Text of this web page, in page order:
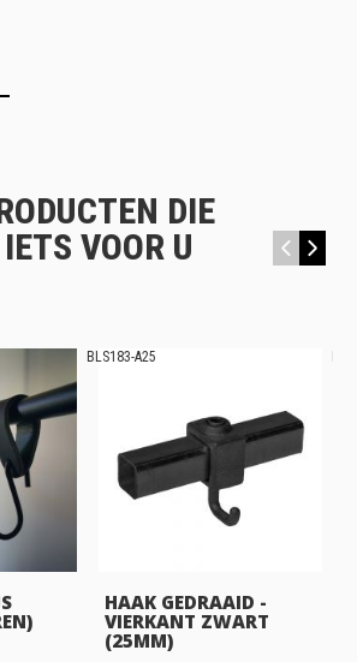
DIE
VOOR U
‹ ›
BLS183-A25
HAAK GEDRAAID -
VIERKANT ZWART
(25MM)